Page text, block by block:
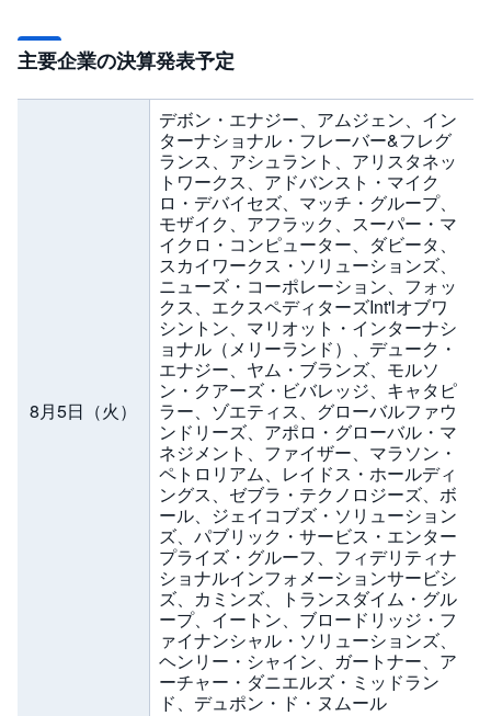
主要企業の決算発表予定
8月5日（火）
デボン・エナジー、アムジェン、イン
ターナショナル・フレーバー&フレグ
ランス、アシュラント、アリスタネッ
トワークス、アドバンスト・マイク
ロ・デバイセズ、マッチ・グループ、
モザイク、アフラック、スーパー・マ
イクロ・コンピューター、ダビータ、
スカイワークス・ソリューションズ、
ニューズ・コーポレーション、フォッ
クス、エクスペディターズInt'lオブワ
シントン、マリオット・インターナシ
ョナル（メリーランド）、デューク・
エナジー、ヤム・ブランズ、モルソ
ン・クアーズ・ビバレッジ、キャタピ
ラー、ゾエティス、グローバルファウ
ンドリーズ、アポロ・グローバル・マ
ネジメント、ファイザー、マラソン・
ペトロリアム、レイドス・ホールディ
ングス、ゼブラ・テクノロジーズ、ボ
ール、ジェイコブズ・ソリューション
ズ、パブリック・サービス・エンター
プライズ・グルーフ、フィデリティナ
ショナルインフォメーションサービシ
ズ、カミンズ、トランスダイム・グル
ープ、イートン、ブロードリッジ・フ
ァイナンシャル・ソリューションズ、
ヘンリー・シャイン、ガートナー、ア
ーチャー・ダニエルズ・ミッドラン
ド、デュポン・ド・ヌムール